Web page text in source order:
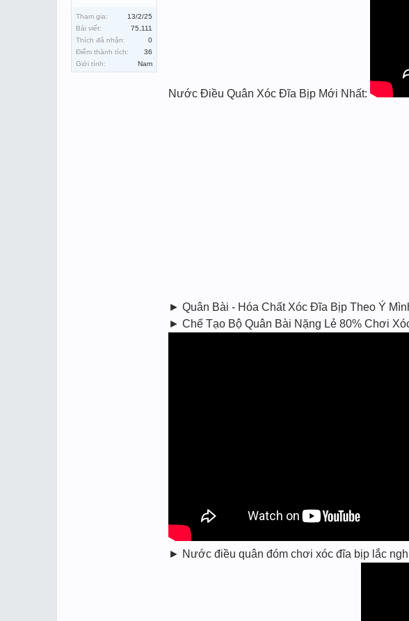
Tham gia:
13/2/25
Bài viết:
75,111
Thích đã nhận:
0
Điểm thành tích:
36
Giới tính:
Nam
Nước Điều Quân Xóc Đĩa Bịp Mới Nhất:
► Quân Bài - Hóa Chất Xóc Đĩa Bịp Theo Ý
► Chế Tạo Bộ Quân Bài Nặng Lẻ 80% Chơi
► Nước điều quân đóm chơi xóc đĩa bịp lắc